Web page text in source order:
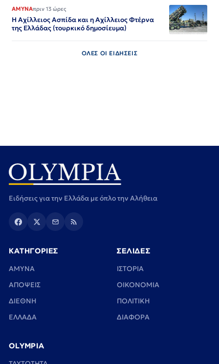
ΑΜΥΝΑπριν 13 ώρες
Η Αχίλλειος Ασπίδα και η Αχίλλειος Φτέρνα
της Ελλάδας (τουρκικό δημοσίευμα)
ΟΛΕΣ ΟΙ ΕΙΔΗΣΕΙΣ
Ειδήσεις για την Ελλάδα με όπλο την Αλήθεια
ΚΑΤΗΓΟΡΙΕΣ
ΑΜΥΝΑ
ΑΠΟΨΕΙΣ
ΔΙΕΘΝΗ
ΕΛΛΑΔΑ
ΣΕΛΙΔΕΣ
ΙΣΤΟΡΙΑ
ΟΙΚΟΝΟΜΙΑ
ΠΟΛΙΤΙΚΗ
ΔΙΑΦΟΡΑ
OLYMPIA